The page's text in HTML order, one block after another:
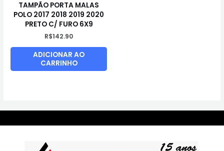
TAMPÃO PORTA MALAS
POLO 2017 2018 2019 2020
PRETO C/ FURO 6X9
R$142.90
ADICIONAR AO
CARRINHO